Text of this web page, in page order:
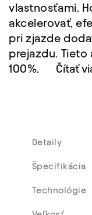
vlastnosťami.
akcelerovať,
pri zjazde
prejazdu. Tieto
100%.
Čítať
Detaily
Špecifikácia
Technológie